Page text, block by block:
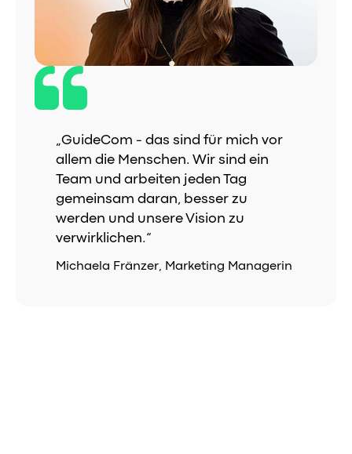
„GuideCom - das sind für mich vor
allem die Menschen. Wir sind ein
Team und arbeiten jeden Tag
gemeinsam daran, besser zu
werden und unsere Vision zu
verwirklichen.“
Michaela Fränzer, Marketing Managerin